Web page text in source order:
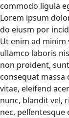
commodo ligula
Lorem ipsum
do eiusm por
Ut enim ad
ullamco laboris
non proident,
consequat
vitae, eleifend
nunc, blandit vel,
nec, pellentesque